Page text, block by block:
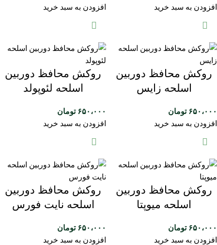
افزودن به سبد خرید
افزودن به سبد خرید
روکش محافظ دوربین
اسلحه زایس
۶۵۰،۰۰۰ تومان
افزودن به سبد خرید
روکش محافظ دوربین
اسلحه لئوپولد
۶۵۰،۰۰۰ تومان
افزودن به سبد خرید
روکش محافظ دوربین
اسلحه میوپتا
۶۵۰،۰۰۰ تومان
افزودن به سبد خرید
روکش محافظ دوربین
اسلحه نایت فورس
۶۵۰،۰۰۰ تومان
افزودن به سبد خرید